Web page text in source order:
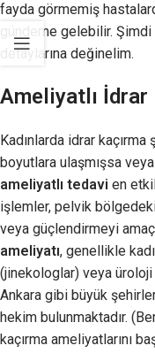
fayda görmemiş
gündeme gelebilir.
detaylarına değinelim.
Ameliyatlı İdrar
Kadınlarda idrar
boyutlara ulaşmışsa
ameliyatlı tedavi en
işlemler, pelvik bölgedeki
veya güçlendirmeyi
ameliyatı, genellikle
(jinekologlar) veya üroloji
Ankara gibi büyük
hekim bulunmaktadır.
kaçırma ameliyatlarını